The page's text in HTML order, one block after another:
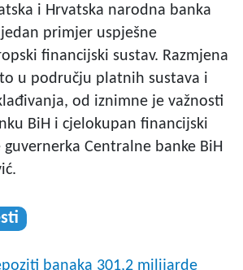
i Hrvatska narodna banka
primjer uspješne
financijski sustav. Razmjena
u području platnih sustava i
od iznimne je važnosti
BiH i cjelokupan financijski
Centralne banke BiH
banaka 301,2 milijarde